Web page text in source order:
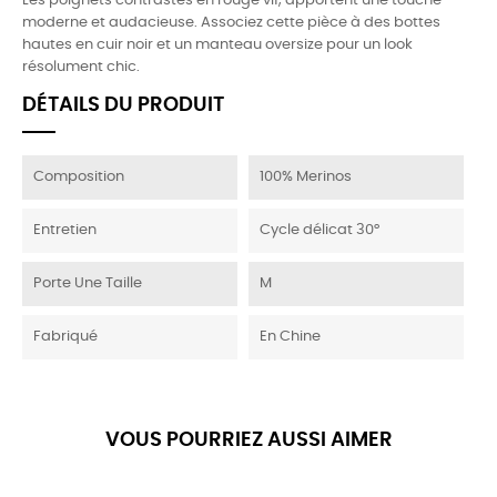
moderne et audacieuse. Associez cette pièce à des bottes
hautes en cuir noir et un manteau oversize pour un look
résolument chic.
DÉTAILS DU PRODUIT
Composition 100% Merinos
Entretien Cycle délicat 30°
Porte Une Taille M
Fabriqué En Chine
VOUS POURRIEZ AUSSI AIMER